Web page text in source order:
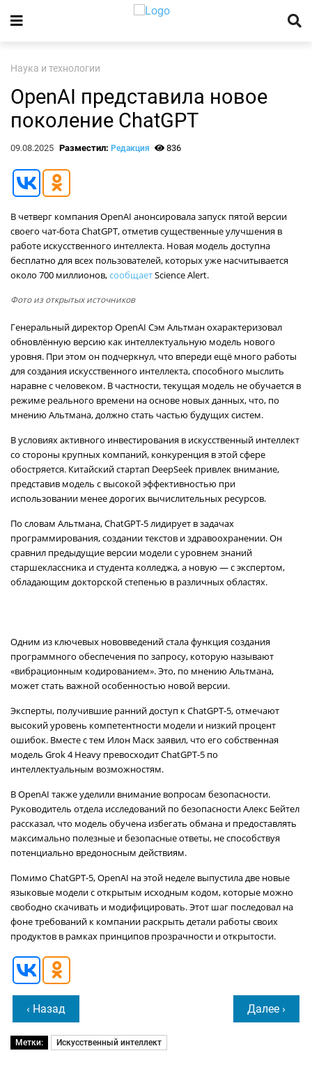
Наука и технологии
OpenAI представила новое
поколение ChatGPT
09.08.2025 Разместил: Редакция 836
В четверг компания OpenAI анонсировала запуск пятой версии
своего чат-бота ChatGPT, отметив существенные улучшения в
работе искусственного интеллекта. Новая модель доступна
бесплатно для всех пользователей, которых уже насчитывается
около 700 миллионов,сообщаетScience Alert.
Фото из открытых источников
Генеральный директор OpenAI Сэм Альтман охарактеризовал
обновлённую версию как интеллектуальную модель нового
уровня. При этом он подчеркнул, что впереди ещё много работы
для создания искусственного интеллекта, способного мыслить
наравне с человеком. В частности, текущая модель не обучается в
режиме реального времени на основе новых данных, что, по
мнению Альтмана, должно стать частью будущих систем.
В условиях активного инвестирования в искусственный интеллект
со стороны крупных компаний, конкуренция в этой сфере
обостряется. Китайский стартап DeepSeek привлек внимание,
представив модель с высокой эффективностью при
использовании менее дорогих вычислительных ресурсов.
По словам Альтмана, ChatGPT-5 лидирует в задачах
программирования, создании текстов и здравоохранении. Он
сравнил предыдущие версии модели с уровнем знаний
старшеклассника и студента колледжа, а новую — с экспертом,
обладающим докторской степенью в различных областях.
Одним из ключевых нововведений стала функция создания
программного обеспечения по запросу, которую называют
«вибрационным кодированием». Это, по мнению Альтмана,
может стать важной особенностью новой версии.
Эксперты, получившие ранний доступ к ChatGPT-5, отмечают
высокий уровень компетентности модели и низкий процент
ошибок. Вместе с тем Илон Маск заявил, что его собственная
модель Grok 4 Heavy превосходит ChatGPT-5 по
интеллектуальным возможностям.
В OpenAI также уделили внимание вопросам безопасности.
Руководитель отдела исследований по безопасности Алекс Бейтел
рассказал, что модель обучена избегать обмана и предоставлять
максимально полезные и безопасные ответы, не способствуя
потенциально вредоносным действиям.
Помимо ChatGPT-5, OpenAI на этой неделе выпустила две новые
языковые модели с открытым исходным кодом, которые можно
свободно скачивать и модифицировать. Этот шаг последовал на
фоне требований к компании раскрыть детали работы своих
продуктов в рамках принципов прозрачности и открытости.
‹ Назад Далее ›
Метки: Искусственный интеллект